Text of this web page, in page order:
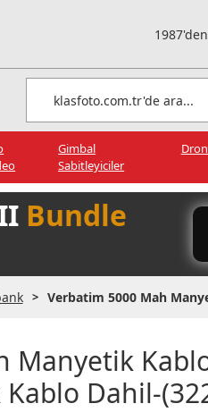
Gimbal
Sabitleyiciler
Bundle
Verbatim 5000 Mah
Manyetik
Dahil-